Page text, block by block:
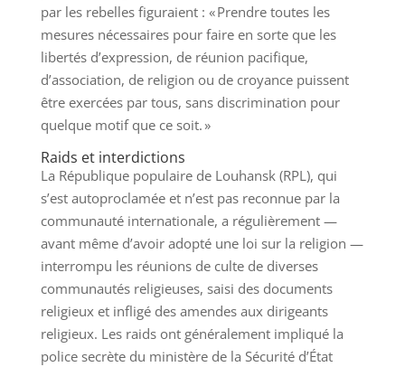
par les rebelles figuraient : « Prendre toutes les
mesures nécessaires pour faire en sorte que les
libertés d’expression, de réunion pacifique,
d’association, de religion ou de croyance puissent
être exercées par tous, sans discrimination pour
quelque motif que ce soit. »
Raids et interdictions
La République populaire de Louhansk (RPL), qui
s’est autoproclamée et n’est pas reconnue par la
communauté internationale, a régulièrement —
avant même d’avoir adopté une loi sur la religion —
interrompu les réunions de culte de diverses
communautés religieuses, saisi des documents
religieux et infligé des amendes aux dirigeants
religieux. Les raids ont généralement impliqué la
police secrète du ministère de la Sécurité d’État